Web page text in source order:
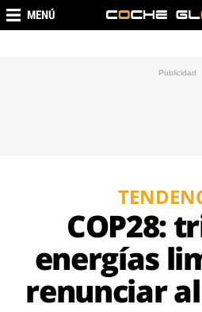
MENÚ
COP28:
energías
renunciar